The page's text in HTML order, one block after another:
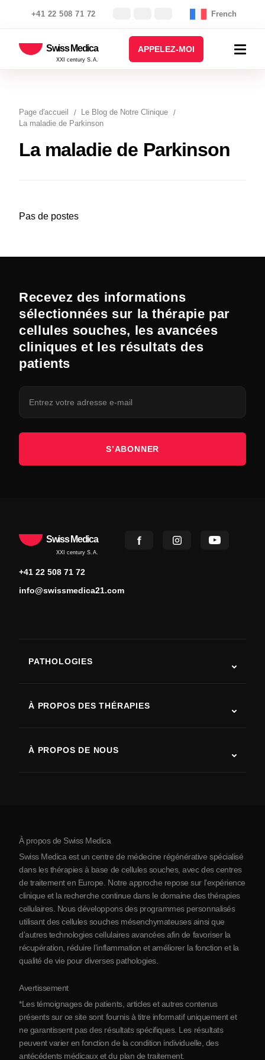
+41 22 508 71 72 French
Swiss Medica
XXI century S.A.
APPELEZ-MOI
Page d′accueil
Le Blog de Notre Clinique
La maladie de Parkinson
La maladie de Parkinson
Pas de postes
Recevez des informations
sélectionnées sur la thérapie par
cellules souches, les avancées
cliniques et les résultats des
patients
S’ABONNER
Swiss Medica
XXI century S.A.
+41 22 508 71 72
info@swissmedica21.com
PATHOLOGIES
Maladie de Parkinson
Arthrite
À PROPOS DES THÉRAPIES
À PROPOS DE NOUS
À propos de la Serbie
Partenariats
Contact
À propos de Swiss Medica
Swiss Medica est un centre de médecine régénérative spécialisé
dans les thérapies à base de cellules souches, avec des centres
de traitement en Europe. Notre approche repose sur l’expérience
clinique et la recherche continue dans le domaine des thérapies
cellulaires. Nous développons des programmes personnalisés
utilisant des cellules souches mésenchymateuses ainsi que
d’autres technologies cellulaires avancées afin de favoriser la
récupération, réduire l’inflammation et améliorer la fonction et la
qualité de vie pour diverses pathologies.
Avertissement
*Les témoignages de patients, articles et autres contenus
présents sur ce site sont fournis à titre informatif uniquement et
ne garantissent pas des résultats spécifiques. Les résultats
peuvent varier en fonction de la condition individuelle, des
antécédents médicaux et du plan de traitement.